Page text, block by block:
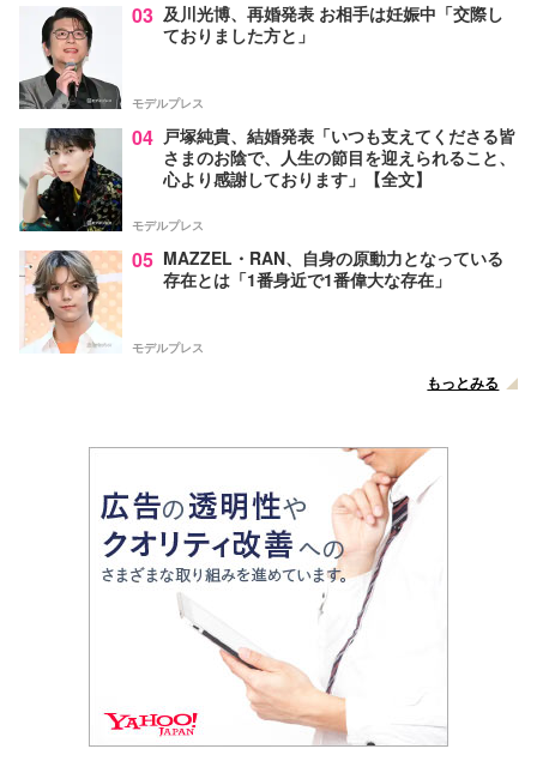
03 及川光博、再婚発表 お相手は妊娠中「交際し
ておりました方と」
モデルプレス
04 戸塚純貴、結婚発表「いつも支えてくださる皆
さまのお陰で、人生の節目を迎えられること、
心より感謝しております」【全文】
モデルプレス
05 MAZZEL・RAN、自身の原動力となっている
存在とは「1番身近で1番偉大な存在」
モデルプレス
もっとみる